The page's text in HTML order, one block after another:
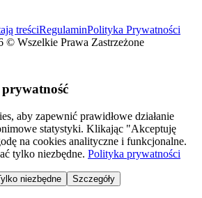
treściRegulaminPolityka Prywatności
© Wszelkie Prawa Zastrzeżone
aby zapewnić prawidłowe działanie
statystyki. Klikając "Akceptuję
na cookies analityczne i funkcjonalne.
tylko niezbędne. Polityka prywatności
niezbędne Szczegóły